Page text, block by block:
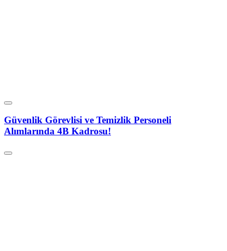
Güvenlik Görevlisi ve Temizlik Personeli
Alımlarında 4B Kadrosu!